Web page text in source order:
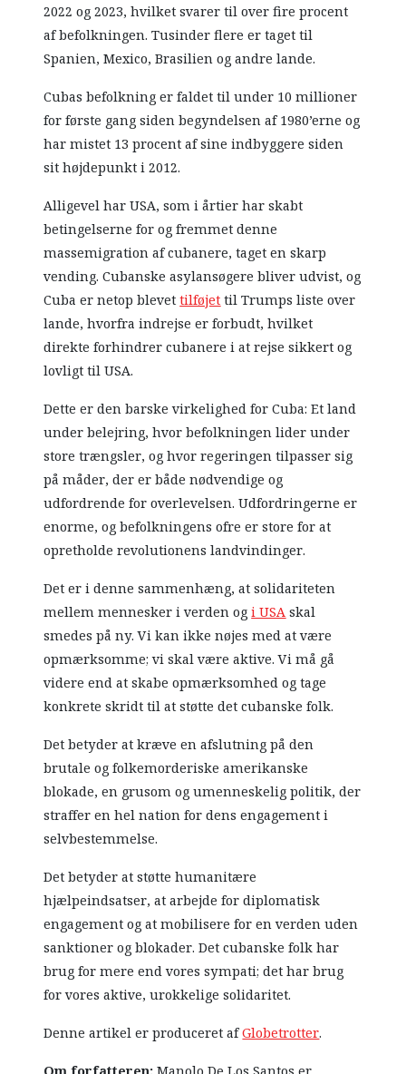
2022 og 2023, hvilket svarer til over fire procent
af befolkningen. Tusinder flere er taget til
Spanien, Mexico, Brasilien og andre lande.
Cubas befolkning er faldet til under 10 millioner
for første gang siden begyndelsen af 1980’erne og
har mistet 13 procent af sine indbyggere siden
sit højdepunkt i 2012.
Alligevel har USA, som i årtier har skabt
betingelserne for og fremmet denne
massemigration af cubanere, taget en skarp
vending. Cubanske asylansøgere bliver udvist, og
Cuba er netop blevettilføjettil Trumps liste over
lande, hvorfra indrejse er forbudt, hvilket
direkte forhindrer cubanere i at rejse sikkert og
lovligt til USA.
Dette er den barske virkelighed for Cuba: Et land
under belejring, hvor befolkningen lider under
store trængsler, og hvor regeringen tilpasser sig
på måder, der er både nødvendige og
udfordrende for overlevelsen. Udfordringerne er
enorme, og befolkningens ofre er store for at
opretholde revolutionens landvindinger.
Det er i denne sammenhæng, at solidariteten
mellem mennesker i verden ogi USAskal
smedes på ny. Vi kan ikke nøjes med at være
opmærksomme; vi skal være aktive. Vi må gå
videre end at skabe opmærksomhed og tage
konkrete skridt til at støtte det cubanske folk.
Det betyder at kræve en afslutning på den
brutale og folkemorderiske amerikanske
blokade, en grusom og umenneskelig politik, der
straffer en hel nation for dens engagement i
selvbestemmelse.
Det betyder at støtte humanitære
hjælpeindsatser, at arbejde for diplomatisk
engagement og at mobilisere for en verden uden
sanktioner og blokader. Det cubanske folk har
brug for mere end vores sympati; det har brug
for vores aktive, urokkelige solidaritet.
Denne artikel er produceret afGlobetrotter.